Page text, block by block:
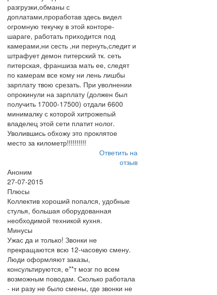
разгрузки,обманы с
доплатами,проработав здесь видел
огромную текучку в этой конторе-
шараге, работать приходится под
камерами,ни сесть ,ни пернуть,следит и
штрафует демон питерский тк. сеть
питерская, франшиза мать ее, следят
по камерам все кому ни лень лишбы
зарплату твою срезать. При уволнении
опрокинули на зарплату (должен был
получить 17000-17500) отдали 6600
минималку с которой хитрожепый
владелец этой сети платит нолог.
Уволившись обхожу это проклятое
место за километр!!!!!!!!!!
Ответить на
отзыв
Аноним
27-07-2015
Плюсы
Коллектив хороший попался, удобные
стулья, большая оборудованная
необходимой техникой кухня.
Минусы
Ужас да и только! Звонки не
прекращаются всю 12-часовую смену.
Люди оформляют заказы,
консультируются, е**т мозг по всем
возможным поводам. Сколько работала
- ни разу не было смены, где звонки не